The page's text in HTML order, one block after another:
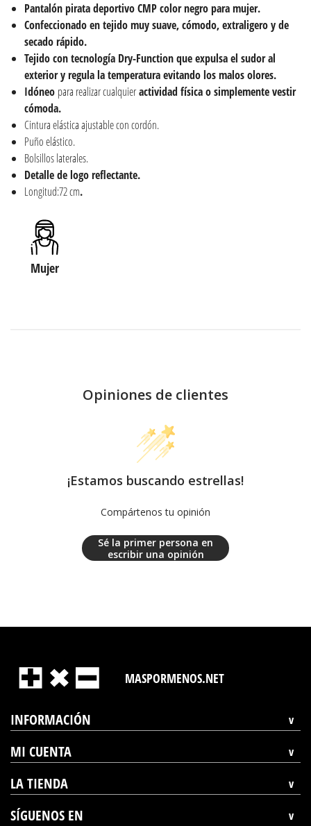
Pantalón pirata deportivo CMP color negro para mujer.
Confeccionado en tejido muy suave, cómodo, extraligero y de
secado rápido.
Tejido con tecnología Dry-Function que expulsa el sudor al
exterior y regula la temperatura evitando los malos olores.
Idóneo para realizar cualquieractividad física o simplemente vestir
cómoda.
Cintura elástica ajustable con cordón.
Puño elástico.
Bolsillos laterales.
Detalle de logo reflectante.
Longitud:72 cm.
Mujer
Opiniones de clientes
¡Estamos buscando estrellas!
Compártenos tu opinión
Sé la primer persona en
escribir una opinión
MASPORMENOS.NET
INFORMACIÓN
MI CUENTA
LA TIENDA
SÍGUENOS EN